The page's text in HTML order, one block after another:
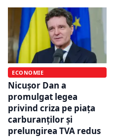
ECONOMIE
Nicușor Dan a
promulgat legea
privind criza pe piața
carburanților și
prelungirea TVA redus